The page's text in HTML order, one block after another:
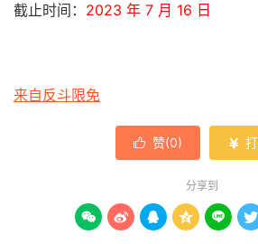
截止时间： 2023 年 7 月 16 日
来自反斗限免
 赞(0) 
分享到
     